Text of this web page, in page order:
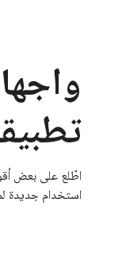
اطّلع على بعض
استخدام جديدة